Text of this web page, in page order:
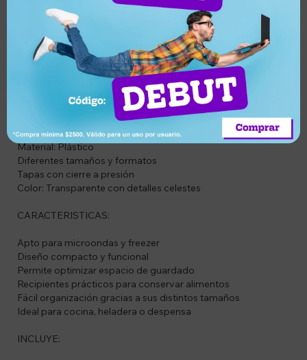
Juego de contenedores de comida de 13 piezas, ideal para
organizar y conservar alimentos de forma práctica. Incluye
recipientes de diferentes tamaños y formas que pueden
guardarse dentro de una caja organizadora para ahorrar
ESPECIFICACIONES:
Cantidad de piezas: 13
Material: Plástico
Diferentes tamaños y formatos
Tapas con cierre a presión
Color: Transparente con detalles celestes
CARACTERISTICAS:
Apto para microondas y freezer
Diseño compacto y funcional
Permite optimizar espacio de guardado
Recipientes prácticos para conservar alimentos
Fácil organización gracias a sus distintos tamaños
Ideal para cocina, heladera o despensa
INCLUYE: